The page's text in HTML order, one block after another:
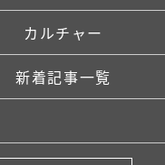
カルチャー
新着記事一覧